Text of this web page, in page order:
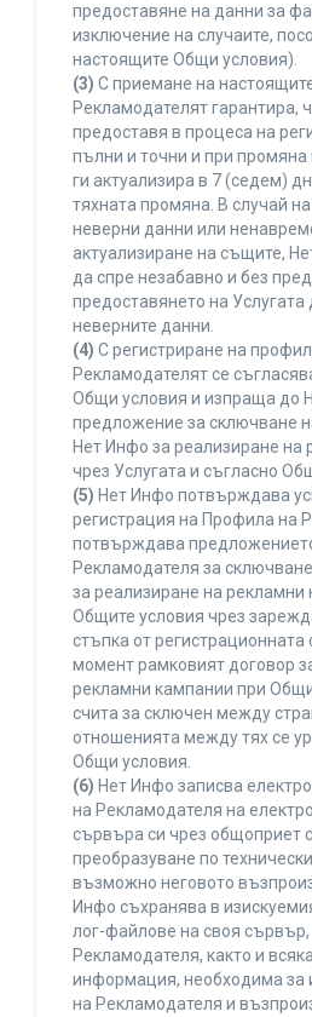
предоставяне на данни за
изключение на случаите,
настоящите Общи условия).
(3) С приемане на
Рекламодателят гарантира,
предоставя в процеса на
пълни и точни и при
ги актуализира в 7 (седем)
тяхната промяна. В случай
неверни данни или
актуализиране на същите,
да спре незабавно и без
предоставянето на Услугата
неверните данни.
(4) С регистриране на
Рекламодателят се
Общи условия и изпраща до
предложение за сключване
Нет Инфо за реализиране на
чрез Услугата и съгласно
(5) Нет Инфо потвърждава
регистрация на Профила на
потвърждава
Рекламодателя за
за реализиране на рекламни
Общите условия чрез
стъпка от
момент рамковият договор
рекламни кампании при
счита за сключен между
отношенията между тях се
Общи условия.
(6) Нет Инфо записва
на Рекламодателя на
сървъра си чрез общоприет
преобразуване по
възможно неговото
Инфо съхранява в
лог-файлове на своя сървър,
Рекламодателя, както и
информация, необходима за
на Рекламодателя и